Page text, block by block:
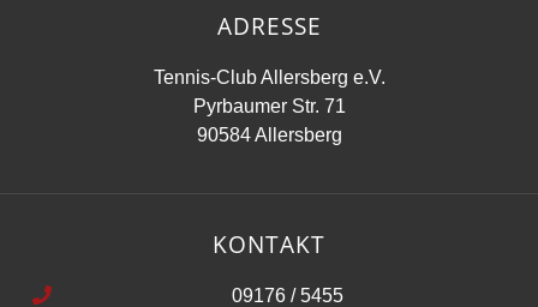
ADRESSE
Tennis-Club Allersberg e.V.
Pyrbaumer Str. 71
90584 Allersberg
KONTAKT
09176 / 5455